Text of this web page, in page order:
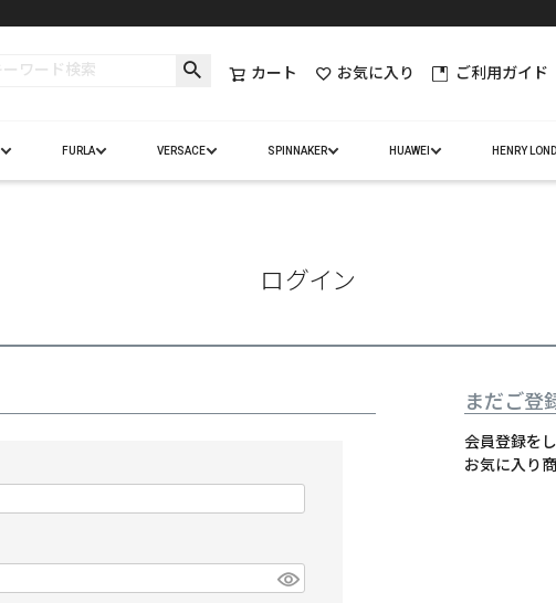
カート お気に入り ご利用ガイド
FURLA VERSACE SPINNAKER HUAWEI HENRY
ログイン
まだご登
会員登録を
お気に入り